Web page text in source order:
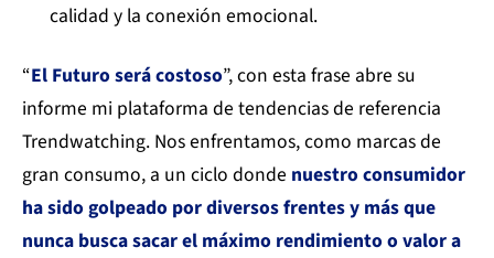
calidad y la conexión emocional.
“El Futuro será costoso”, con esta frase abre su
informe mi plataforma de tendencias de referencia
Trendwatching. Nos enfrentamos, como marcas de
gran consumo, a un ciclo donde nuestro consumidor
ha sido golpeado por diversos frentes y más que
nunca busca sacar el máximo rendimiento o valor a